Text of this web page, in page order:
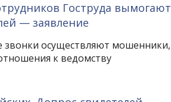
Гоструда вымогают
— заявление
звонки осуществляют мошенники,
к ведомству